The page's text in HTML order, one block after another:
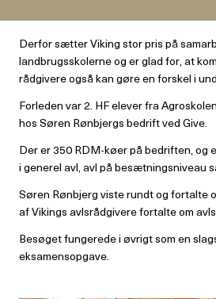
Derfor sætter Viking stor pris på
landbrugsskolerne og er glad for, at
rådgivere også kan gøre en forskel i
Forleden var 2. HF elever fra
hos Søren Rønbjergs bedrift ved Give.
Der er 350 RDM-køer på bedriften, og
i generel avl, avl på besætningsniveau
Søren Rønbjerg viste rundt og fortalte
af Vikings avlsrådgivere fortalte om
Besøget fungerede i øvrigt som en
eksamensopgave.